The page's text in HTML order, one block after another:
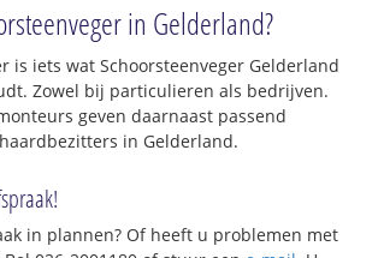
in Gelderland?
is iets wat Schoorsteenveger Gelderland
Zowel bij particulieren als bedrijven.
geven daarnaast passend
in Gelderland.
in plannen? Of heeft u problemen met